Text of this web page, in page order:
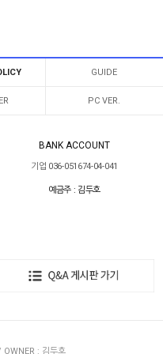
GUIDE
PC VER.
BANK ACCOUNT
기업 036-051674-04-041
예금주 : 김두호
: 김두호